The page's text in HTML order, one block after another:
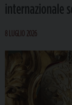
internazionale
8 LUGLIO 2026